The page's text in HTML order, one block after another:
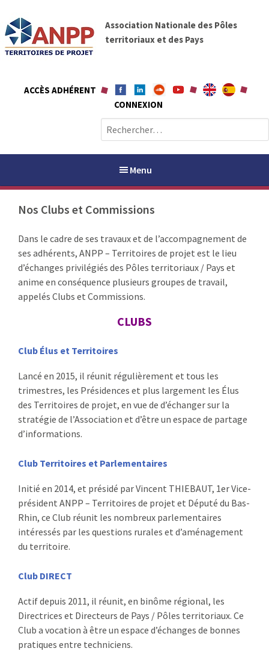
t
A
N
P
P
Association Nationale des Pôles
territoriaux et des Pays
ACCÈS ADHÉRENT
CONNEXION
e
c
c
e
r
:
Menu
ANPP
RENCONTRES
PUBLICATIONS
JURIDIQUE
EUROPE
EMPLOI
Nos Clubs et Commissions
Dans le cadre de ses travaux et de l’accompagnement de
ses adhérents, ANPP – Territoires de projet est le lieu
d’échanges privilégiés des Pôles territoriaux / Pays et
anime en conséquence plusieurs groupes de travail,
appelés Clubs et Commissions.
CLUBS
Club Élus et Territoires
Lancé en 2015, il réunit régulièrement et tous les
trimestres, les Présidences et plus largement les Élus
des Territoires de projet, en vue de d’échanger sur la
stratégie de l’Association et d’être un espace de partage
d’informations.
Club Territoires et Parlementaires
Initié en 2014, et présidé par Vincent THIEBAUT, 1er Vice-
président ANPP – Territoires de projet et Député du Bas-
Rhin, ce Club réunit les nombreux parlementaires
intéressés par les questions rurales et d’aménagement
du territoire.
Club DIRECT
Actif depuis 2011, il réunit, en binôme régional, les
Directrices et Directeurs de Pays / Pôles territoriaux. Ce
Club a vocation à être un espace d’échanges de bonnes
pratiques entre techniciens.